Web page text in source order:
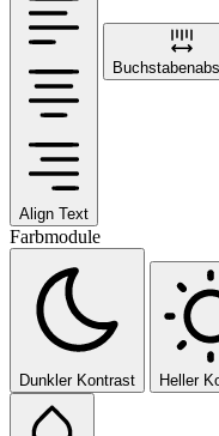
Align Text
Farbmodule
Dunkler Kontrast Heller